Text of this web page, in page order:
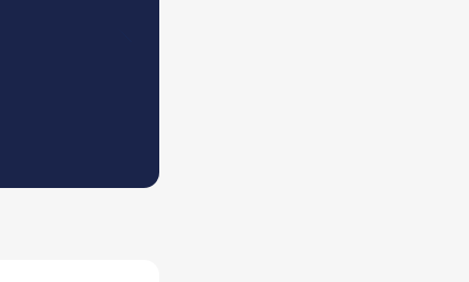
ja synnytysten erikoislääkäri